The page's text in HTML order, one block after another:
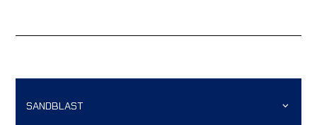
SANDBLAST